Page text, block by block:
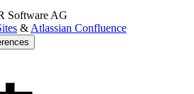
Software AG
& Atlassian Confluence